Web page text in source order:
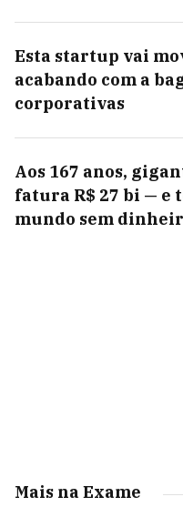
Esta startup vai
acabando com a
corporativas
Aos 167 anos,
fatura R$ 27 bi — e
mundo sem
Mais na Exame